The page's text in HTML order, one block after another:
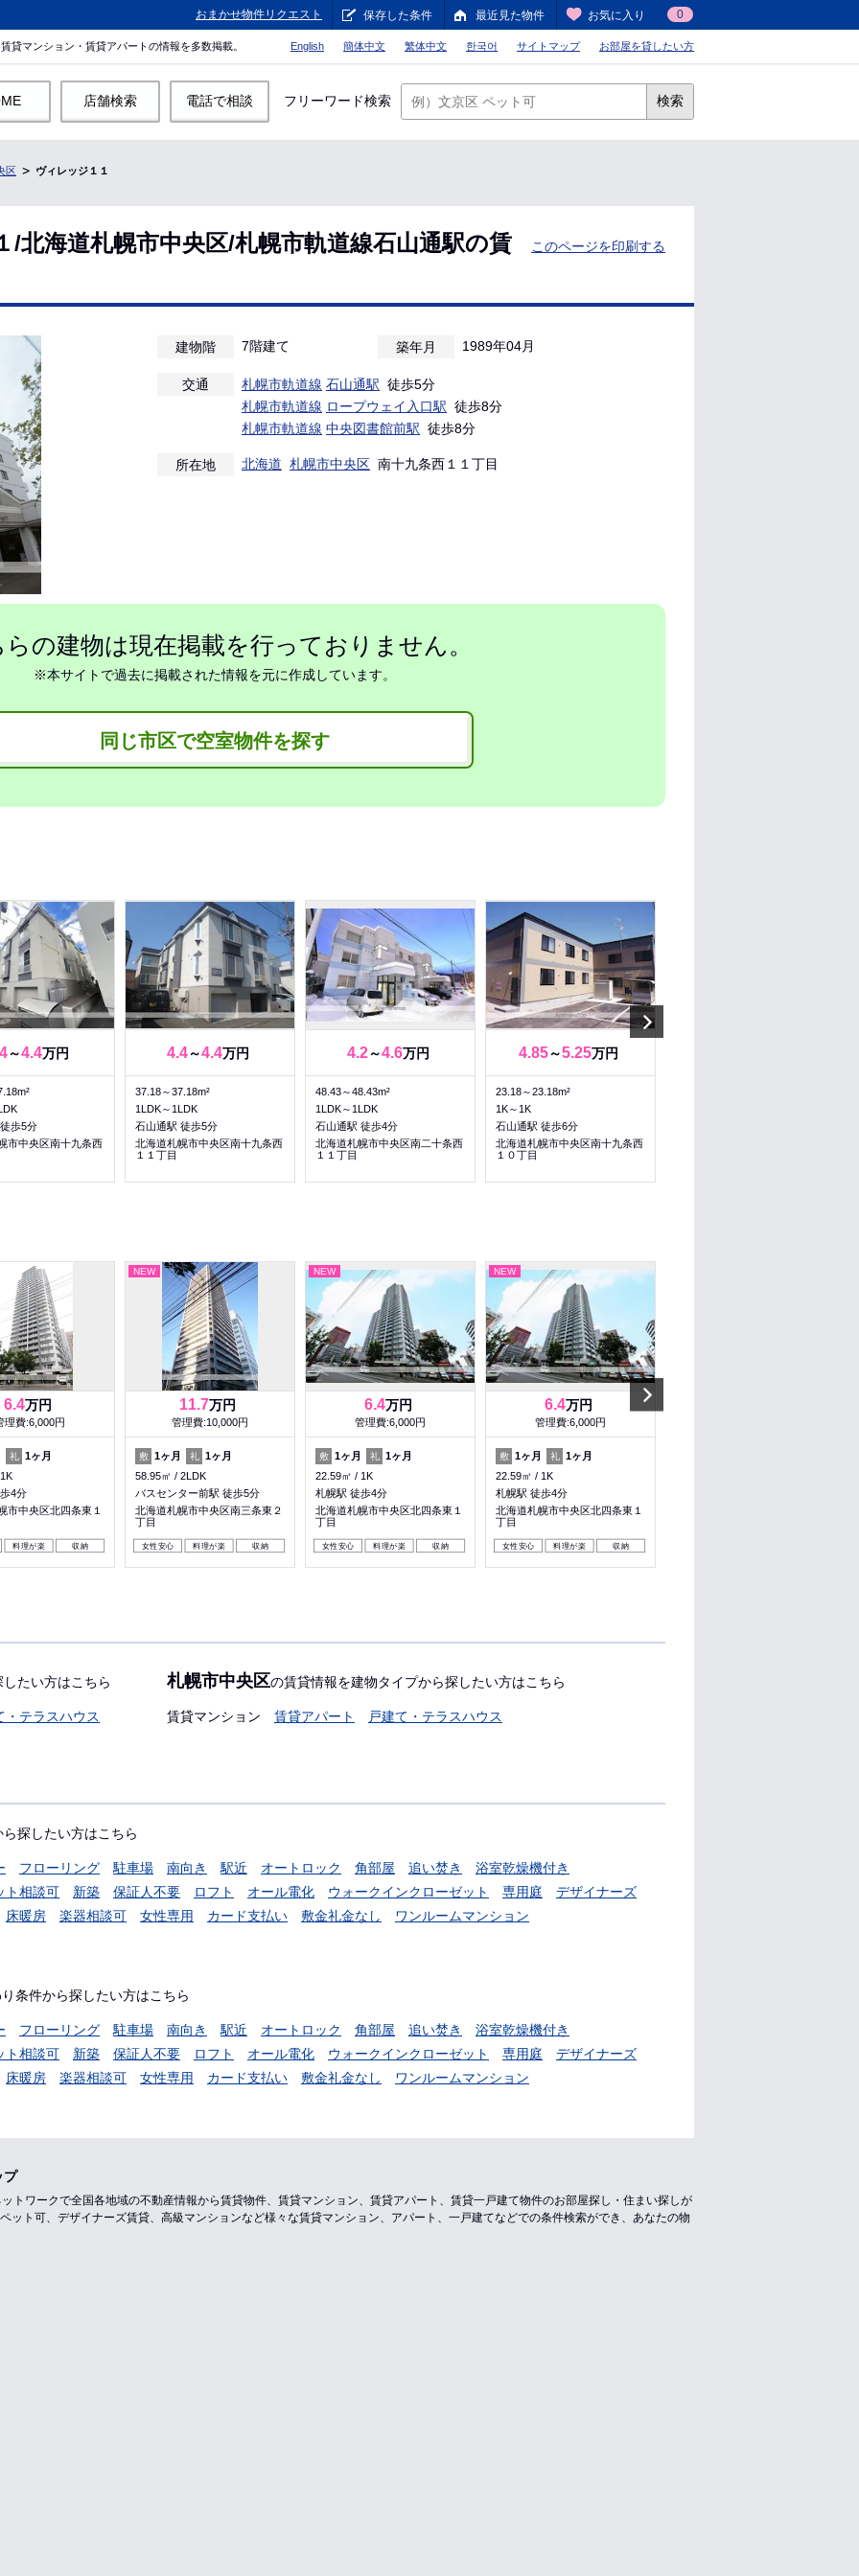
おまかせ物件リクエスト 保存した条件 最近見た物件 お気に入り 0
貸マンション・賃貸アパートの情報を多数掲載。 English 簡体中文 繁体中文 한국어 サイトマップ お部屋を貸したい方
店舗検索 電話で相談 フリーワード検索 検索
区 ヴィレッジ１１
/北海道札幌市中央区/札幌市軌道線石山通駅の賃 このページを印刷する
建物階 7階建て 築年月 1989年04月
交通 札幌市軌道線 石山通駅 徒歩5分
札幌市軌道線 ロープウェイ入口駅 徒歩8分
札幌市軌道線 中央図書館前駅 徒歩8分
所在地 北海道 札幌市中央区 南十九条西１１丁目
の建物は現在掲載を行っておりません。
※本サイトで過去に掲載された情報を元に作成しています。
同じ市区で空室物件を探す
～4.4万円
歩5分
市中央区南十九条西
4.4～4.4万円
37.18～37.18m²
1LDK～1LDK
石山通駅 徒歩5分
北海道札幌市中央区南十九条西
１１丁目
4.2～4.6万円
48.43～48.43m²
1LDK～1LDK
石山通駅 徒歩4分
北海道札幌市中央区南二十条西
１１丁目
4.85～5.25万円
23.18～23.18m²
1K～1K
石山通駅 徒歩6分
北海道札幌市中央区南十九条西
１０丁目
6.4万円
理費:6,000円
礼 1ヶ月
1K
4分
市中央区北四条東１
料理が楽 収納
NEW
11.7万円
管理費:10,000円
敷 1ヶ月 礼 1ヶ月
58.95㎡
2LDK
バスセンター前駅 徒歩5分
北海道札幌市中央区南三条東２
丁目
女性安心 料理が楽 収納
NEW
6.4万円
管理費:6,000円
敷 1ヶ月 礼 1ヶ月
22.59㎡
1K
札幌駅 徒歩4分
北海道札幌市中央区北四条東１
丁目
女性安心 料理が楽 収納
NEW
6.4万円
管理費:6,000円
敷 1ヶ月 礼 1ヶ月
22.59㎡
1K
札幌駅 徒歩4分
北海道札幌市中央区北四条東１
丁目
女性安心 料理が楽 収納
たい方はこちら
・テラスハウス
札幌市中央区の賃貸情報を建物タイプから探したい方はこちら
賃貸マンション 賃貸アパート 戸建て・テラスハウス
探したい方はこちら
フローリング 駐車場 南向き 駅近 オートロック 角部屋 追い焚き
浴室乾燥機付き
ト相談可
新築 保証人不要 ロフト オール電化 ウォークインクローゼット 専用庭
デザイナーズ
床暖房
楽器相談可 女性専用 カード支払い 敷金礼金なし ワンルームマンション
条件から探したい方はこちら
フローリング 駐車場 南向き 駅近 オートロック 角部屋 追い焚き
浴室乾燥機付き
ト相談可
新築 保証人不要 ロフト オール電化 ウォークインクローゼット 専用庭
デザイナーズ
床暖房
楽器相談可 女性専用 カード支払い 敷金礼金なし ワンルームマンション
プ
トワークで全国各地域の不動産情報から賃貸物件、賃貸マンション、賃貸アパート、賃貸一戸建て物件のお部屋探し・住まい探しが
ット可、デザイナーズ賃貸、高級マンションなど様々な賃貸マンション、アパート、一戸建てなどでの条件検索ができ、あなたの物